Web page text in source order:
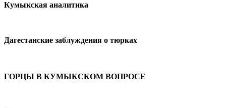
Кумыкская аналитика
Дагестанские заблуждения о тюрках
ГОРЦЫ В КУМЫКСКОМ ВОПРОСЕ